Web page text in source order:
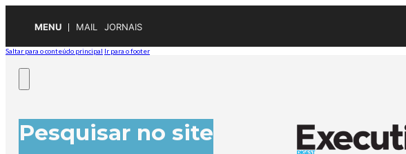
MENU MAIL JORNAIS
Saltar para o conteúdo principal Ir para o footer
Pesquisar no site